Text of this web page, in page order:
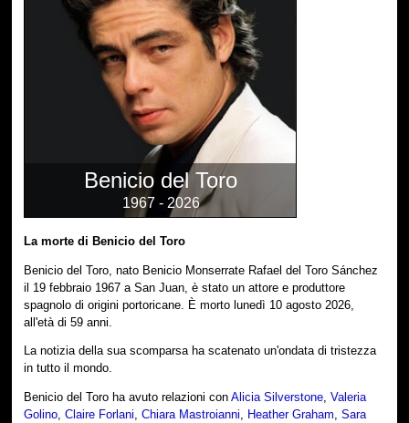
Benicio del Toro
1967 - 2026
La morte di Benicio del Toro
Benicio del Toro, nato Benicio Monserrate Rafael del Toro Sánchez
il 19 febbraio 1967 a San Juan, è stato un attore e produttore
spagnolo di origini portoricane. È morto lunedì 10 agosto 2026,
all'età di 59 anni.
La notizia della sua scomparsa ha scatenato un'ondata di tristezza
in tutto il mondo.
Benicio del Toro ha avuto relazioni conAlicia Silverstone,Valeria
Golino,Claire Forlani,Chiara Mastroianni, Heather Graham,Sara